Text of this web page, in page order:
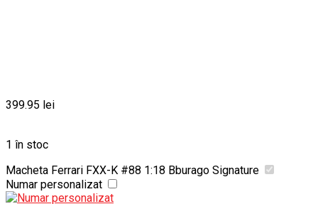
399.95 lei
1 în stoc
Macheta Ferrari FXX-K #88 1:18 Bburago Signature
Numar personalizat